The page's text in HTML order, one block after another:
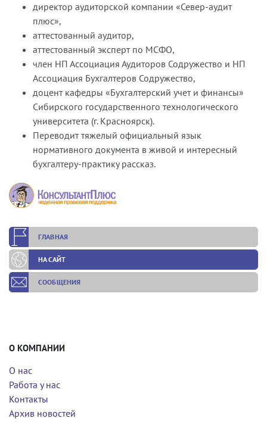
директор аудиторской компании «Север-аудит
плюс»,
аттестованный аудитор,
аттестованный эксперт по МСФО,
член НП Ассоциация Аудиторов Содружество и НП
Ассоциация Бухгалтеров Содружество,
доцент кафедры «Бухгалтерский учет и финансы»
Сибирского государственного технологического
университета (г. Красноярск).
Переводит тяжелый официальный язык
нормативного документа в живой и интересный
бухгалтеру-практику рассказ.
ГЛАВНАЯ
НА САЙТ
СООБЩЕНИЯ
О КОМПАНИИ
О нас
Работа у нас
Контакты
Архив новостей